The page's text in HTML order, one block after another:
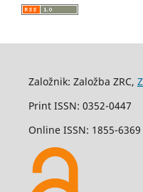
Založnik: Založba ZRC,
Print ISSN: 0352-0447
Online ISSN: 1855-6369